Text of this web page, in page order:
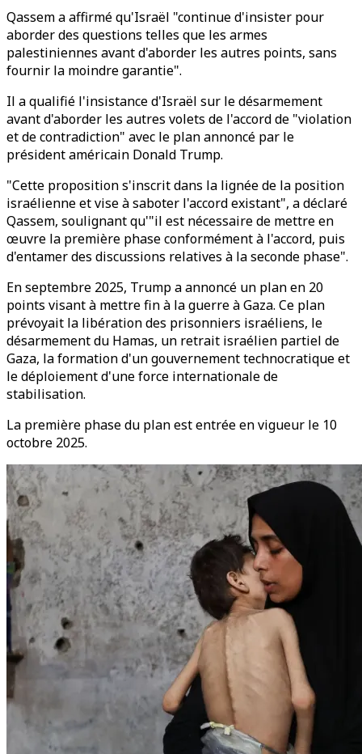
Qassem a affirmé qu'Israël "continue d'insister pour
aborder des questions telles que les armes
palestiniennes avant d'aborder les autres points, sans
fournir la moindre garantie".
Il a qualifié l'insistance d'Israël sur le désarmement
avant d'aborder les autres volets de l'accord de "violation
et de contradiction" avec le plan annoncé par le
président américain Donald Trump.
"Cette proposition s'inscrit dans la lignée de la position
israélienne et vise à saboter l'accord existant", a déclaré
Qassem, soulignant qu'"il est nécessaire de mettre en
œuvre la première phase conformément à l'accord, puis
d'entamer des discussions relatives à la seconde phase".
En septembre 2025, Trump a annoncé un plan en 20
points visant à mettre fin à la guerre à Gaza. Ce plan
prévoyait la libération des prisonniers israéliens, le
désarmement du Hamas, un retrait israélien partiel de
Gaza, la formation d'un gouvernement technocratique et
le déploiement d'une force internationale de
stabilisation.
La première phase du plan est entrée en vigueur le 10
octobre 2025.